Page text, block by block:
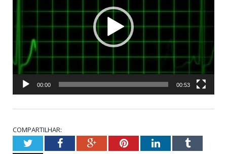
00:00 00:53
COMPARTILHAR:
TwitterFacebookGoogle+PinterestLinkedInTumblr